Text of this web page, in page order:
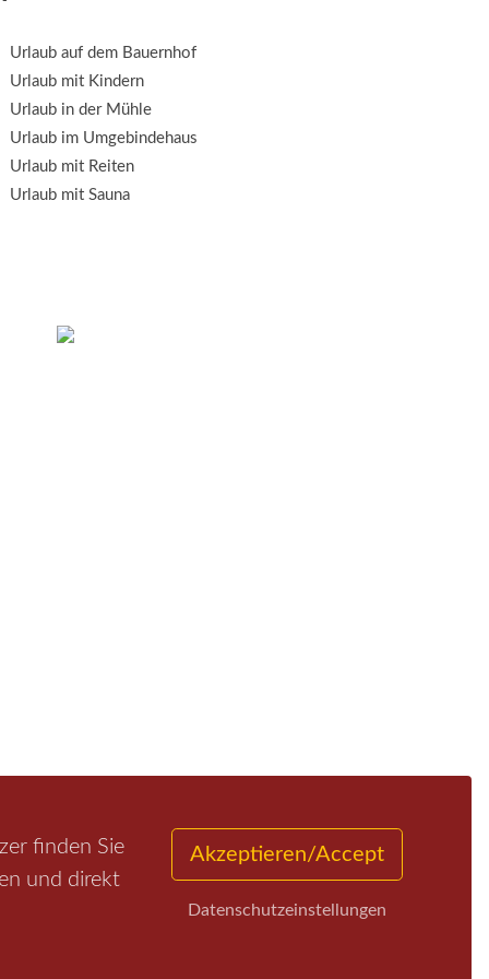
finden Sie
und direkt
Akzeptieren/Accept
Datenschutzeinstellungen
Urlaub auf dem Bauernhof
Urlaub mit Kindern
Urlaub in der Mühle
Urlaub im Umgebindehaus
Urlaub mit Reiten
Urlaub mit Sauna